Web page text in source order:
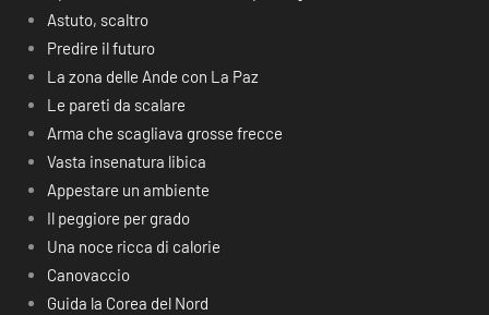
Astuto, scaltro
Predire il futuro
La zona delle Ande con La Paz
Le pareti da scalare
Arma che scagliava grosse frecce
Vasta insenatura libica
Appestare un ambiente
Il peggiore per grado
Una noce ricca di calorie
Canovaccio
Guida la Corea del Nord